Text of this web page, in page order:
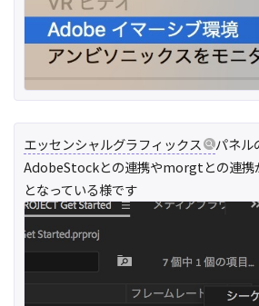
エッセンシャルグラフィックス
パネル
AdobeStockとの連携やmorgtとの連携
となっている様です